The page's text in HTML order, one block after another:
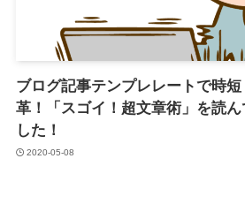
ブログ記事テンプレレートで時
革！「スゴイ！超文章術」を読
した！
2020-05-08